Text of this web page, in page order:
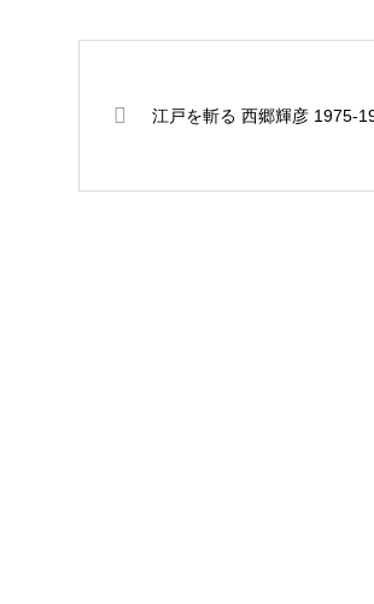
江戸を斬る 西郷輝彦 1975-